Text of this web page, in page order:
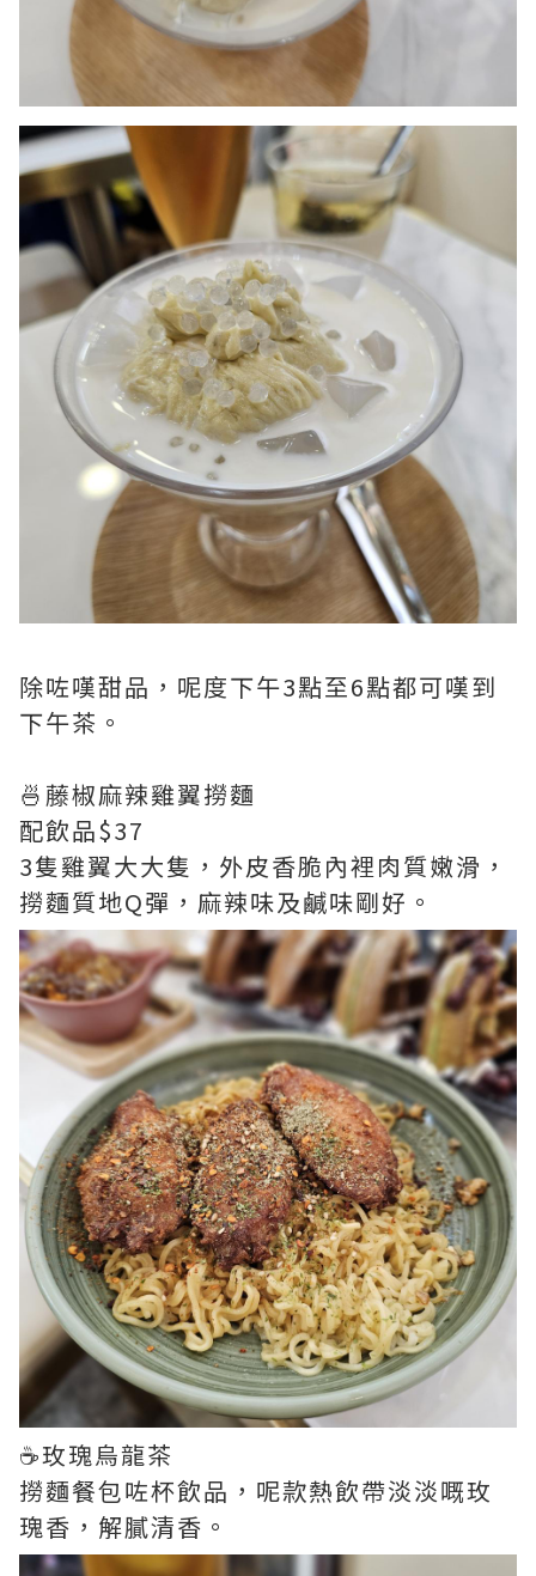
除咗嘆甜品，呢度下午3點至6點都可嘆到
下午茶。
🍜藤椒麻辣雞翼撈麵
配飲品$37
3隻雞翼大大隻，外皮香脆內裡肉質嫩滑，
撈麵質地Q彈，麻辣味及鹹味剛好。
☕️玫瑰烏龍茶
撈麵餐包咗杯飲品，呢款熱飲帶淡淡嘅玫
瑰香，解膩清香。